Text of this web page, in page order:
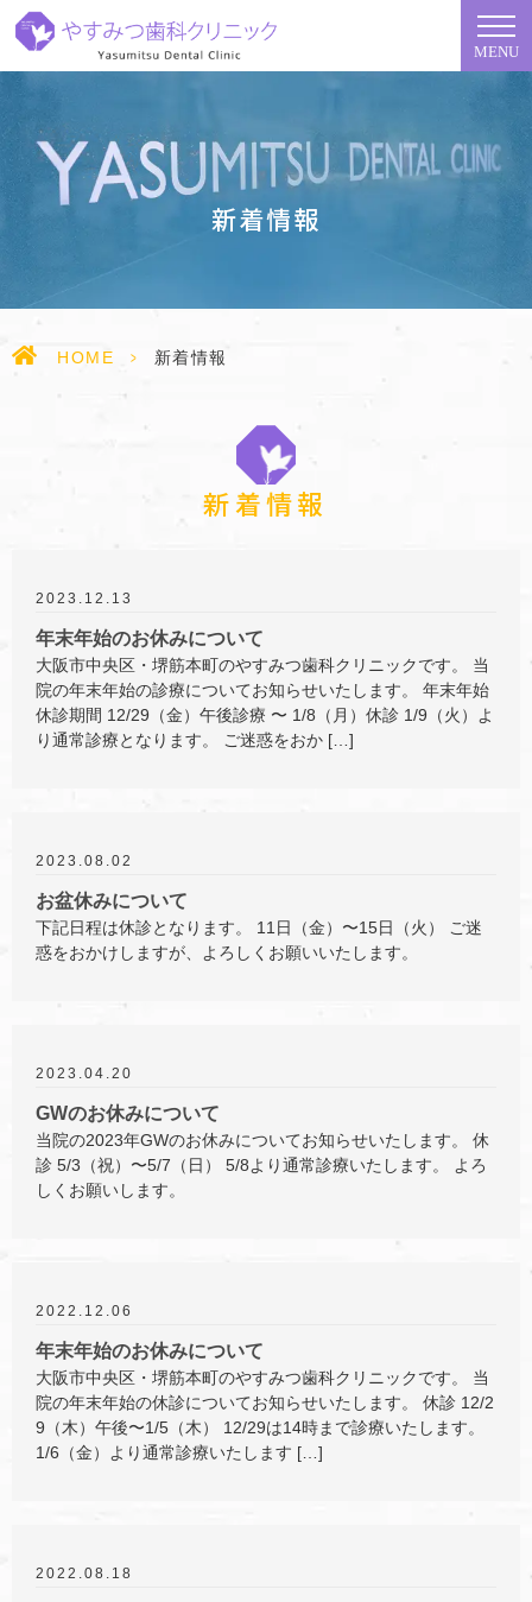
MENU
新着情報
HOME > 新着情報
新着情報
2023.12.13
年末年始のお休みについて
大阪市中央区・堺筋本町のやすみつ歯科クリニックです。 当
院の年末年始の診療についてお知らせいたします。 年末年始
休診期間 12/29（金）午後診療 〜 1/8（月）休診 1/9（火）よ
り通常診療となります。 ご迷惑をおか […]
2023.08.02
お盆休みについて
下記日程は休診となります。 11日（金）〜15日（火） ご迷
惑をおかけしますが、よろしくお願いいたします。
2023.04.20
GWのお休みについて
当院の2023年GWのお休みについてお知らせいたします。 休
診 5/3（祝）〜5/7（日） 5/8より通常診療いたします。 よろ
しくお願いします。
2022.12.06
年末年始のお休みについて
大阪市中央区・堺筋本町のやすみつ歯科クリニックです。 当
院の年末年始の休診についてお知らせいたします。 休診 12/2
9（木）午後〜1/5（木） 12/29は14時まで診療いたします。
1/6（金）より通常診療いたします […]
2022.08.18